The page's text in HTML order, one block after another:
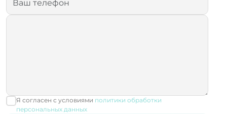
Я согласен с условиями политики обработки
персональных данных